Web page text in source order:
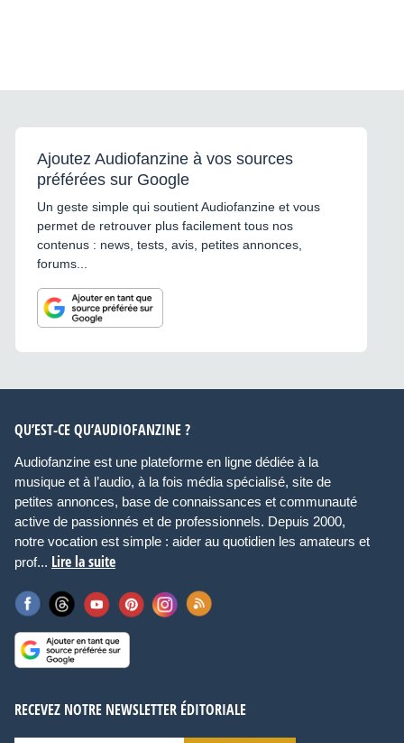
Ajoutez Audiofanzine à vos sources
préférées sur Google
Un geste simple qui soutient Audiofanzine et vous
permet de retrouver plus facilement tous nos
contenus : news, tests, avis, petites annonces,
forums...
QU’EST-CE QU’AUDIOFANZINE ?
Audiofanzine est une plateforme en ligne dédiée à la
musique et à l’audio, à la fois média spécialisé, site de
petites annonces, base de connaissances et communauté
active de passionnés et de professionnels. Depuis 2000,
notre vocation est simple : aider au quotidien les amateurs et
prof... Lire la suite
RECEVEZ NOTRE NEWSLETTER ÉDITORIALE